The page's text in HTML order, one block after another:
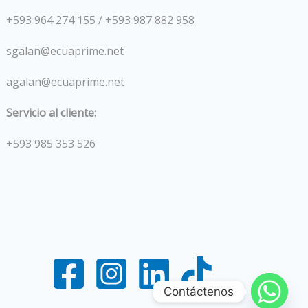
+593 964 274 155 / +593 987 882 958
sgalan@ecuaprime.net
agalan@ecuaprime.net
Servicio al cliente:
+593 985 353 526
Contáctenos